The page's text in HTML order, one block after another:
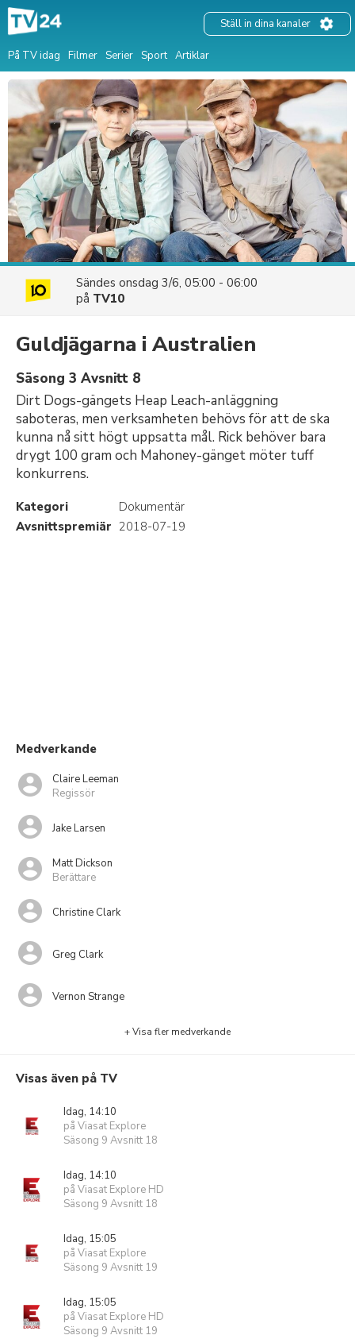
På TV idag Filmer Serier Sport Artiklar
Ställ in dina kanaler
Sändes onsdag 3/6, 05:00 - 06:00
på TV10
Guldjägarna i Australien
Säsong 3 Avsnitt 8
Dirt Dogs-gängets Heap Leach-anläggning
saboteras, men verksamheten behövs för att de ska
kunna nå sitt högt uppsatta mål. Rick behöver bara
drygt 100 gram och Mahoney-gänget möter tuff
konkurrens.
Kategori
Dokumentär
Avsnittspremiär 2018-07-19
Medverkande
Claire Leeman
Regissör
Jake Larsen
Matt Dickson
Berättare
Christine Clark
Greg Clark
Vernon Strange
+ Visa fler medverkande
Visas även på TV
Idag, 14:10
på Viasat Explore
Säsong 9 Avsnitt 18
Idag, 14:10
på Viasat Explore HD
Säsong 9 Avsnitt 18
Idag, 15:05
på Viasat Explore
Säsong 9 Avsnitt 19
Idag, 15:05
på Viasat Explore HD
Säsong 9 Avsnitt 19